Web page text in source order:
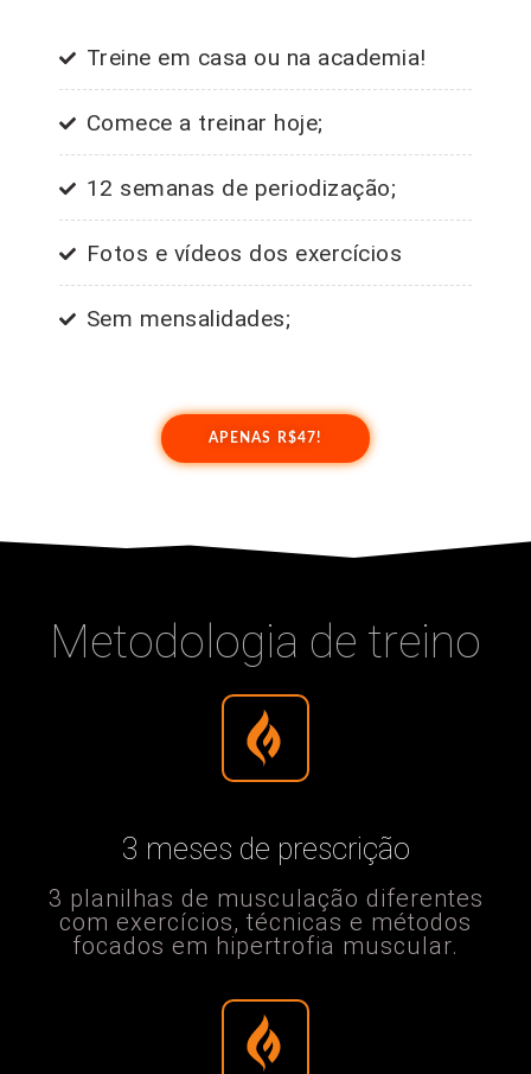
Treine em casa ou na academia!
Comece a treinar hoje;
12 semanas de periodização;
Fotos e vídeos dos exercícios
Sem mensalidades;
APENAS R$47!
Metodologia de treino
3 meses de prescrição
3 planilhas de musculação diferentes
com exercícios, técnicas e métodos
focados em hipertrofia muscular.